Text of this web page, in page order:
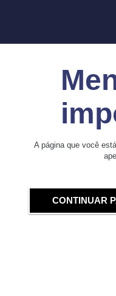
A página que você
CONTINUAR